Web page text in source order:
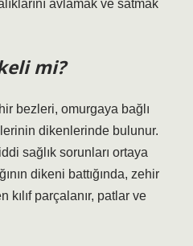
avlamak ve satmak
mi?
bezleri, omurgaya bağlı
dikenlerinde bulunur.
sağlık sorunları ortaya
dikeni battığında, zehir
parçalanır, patlar ve